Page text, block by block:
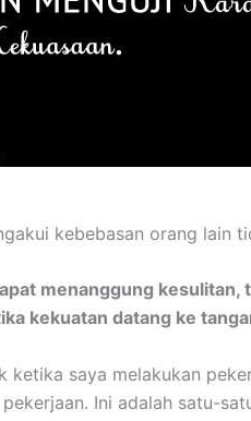
kebebasan orang lain
menanggung kesulitan,
kekuatan datang ke
ketika saya melakukan
Ini adalah satu-